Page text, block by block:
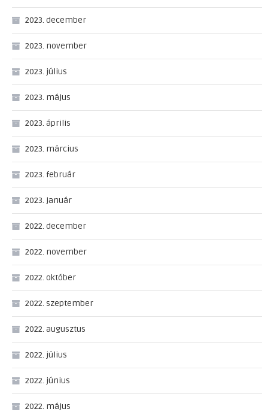
2023. december
2023. november
2023. július
2023. május
2023. április
2023. március
2023. február
2023. január
2022. december
2022. november
2022. október
2022. szeptember
2022. augusztus
2022. július
2022. június
2022. május